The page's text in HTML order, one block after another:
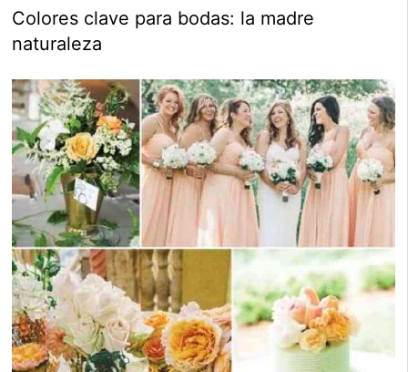
Colores clave para bodas: la madre
naturaleza